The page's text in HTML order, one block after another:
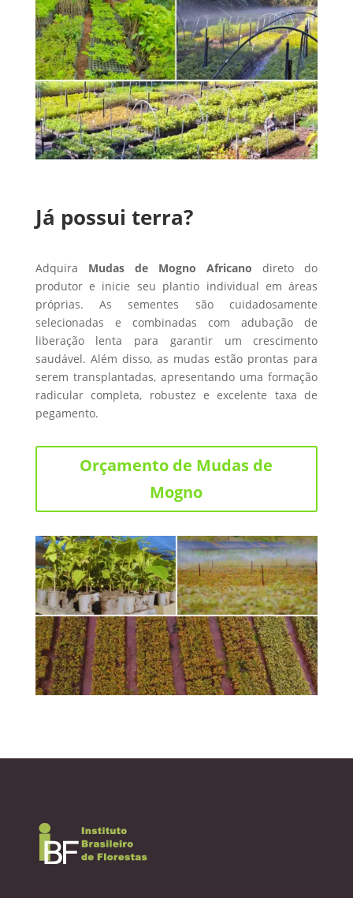
Já possui terra?
Adquira Mudas de Mogno Africano direto do
produtor e inicie seu plantio individual em áreas
próprias. As sementes são cuidadosamente
selecionadas e combinadas com adubação de
liberação lenta para garantir um crescimento
saudável. Além disso, as mudas estão prontas para
serem transplantadas, apresentando uma formação
radicular completa, robustez e excelente taxa de
pegamento.
Orçamento de Mudas de
Mogno